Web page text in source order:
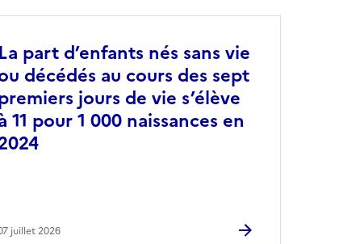
La part d’enfants nés sans vie
décédés au cours des sept
jours de vie s’élève
11 pour 1 000 naissances en
juillet 2026